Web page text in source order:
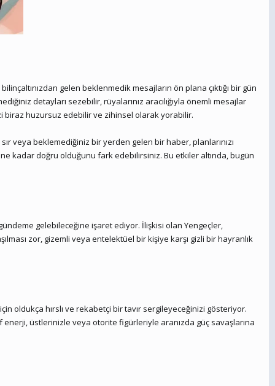
gelen beklenmedik mesajların ön plana çıktığı bir gün
detayları sezebilir, rüyalarınız aracılığıyla önemli mesajlar
biraz huzursuz edebilir ve zihinsel olarak yorabilir.
veya beklemediğiniz bir yerden gelen bir haber, planlarınızı
kadar doğru olduğunu fark edebilirsiniz. Bu etkiler altında, bugün
gelebileceğine işaret ediyor. İlişkisi olan Yengeçler,
zor, gizemli veya entelektüel bir kişiye karşı gizli bir hayranlık
oldukça hırslı ve rekabetçi bir tavır sergileyeceğinizi gösteriyor.
üstlerinizle veya otorite figürleriyle aranızda güç savaşlarına